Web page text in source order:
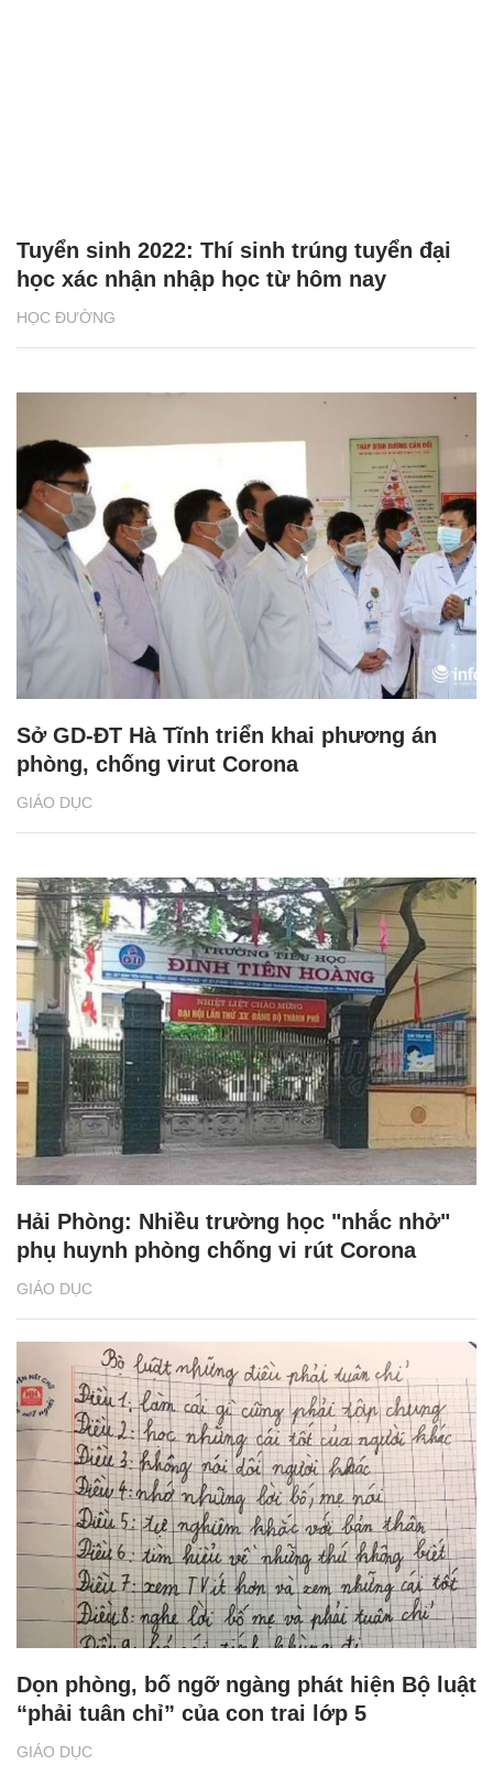
HỌC ĐƯỜNG
Tuyển sinh 2022: Thí sinh trúng tuyển đại
học xác nhận nhập học từ hôm nay
GIÁO DỤC
Sở GD-ĐT Hà Tĩnh triển khai phương án
phòng, chống virut Corona
GIÁO DỤC
Hải Phòng: Nhiều trường học "nhắc nhở"
phụ huynh phòng chống vi rút Corona
GIÁO DỤC
Dọn phòng, bố ngỡ ngàng phát hiện Bộ luật
“phải tuân chỉ” của con trai lớp 5